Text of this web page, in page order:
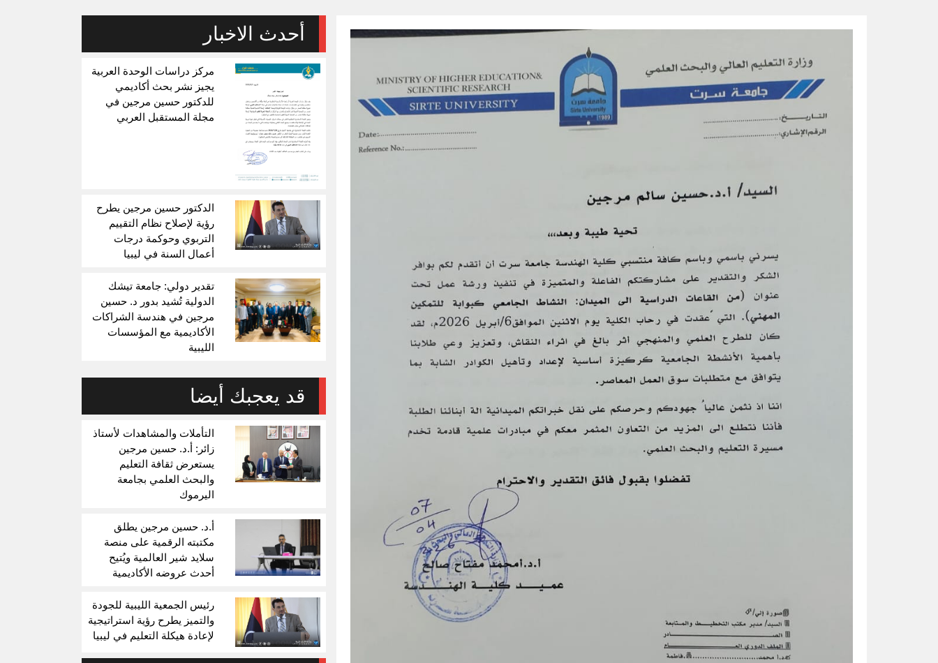
أحدث الاخبار
مركز دراسات الوحدة العربية
يجيز نشر بحث أكاديمي
للدكتور حسين مرجين في
مجلة المستقبل العربي
الدكتور حسين مرجين يطرح
رؤية لإصلاح نظام التقييم
التربوي وحوكمة درجات
أعمال السنة في ليبيا
تقدير دولي: جامعة تيشك
الدولية تُشيد بدور د. حسين
مرجين في هندسة الشراكات
الأكاديمية مع المؤسسات
الليبية
قد يعجبك أيضا
التأملات والمشاهدات لأستاذ
زائر: أ.د. حسين مرجين
يستعرض ثقافة التعليم
والبحث العلمي بجامعة
اليرموك
أ.د. حسين مرجين يطلق
مكتبته الرقمية على منصة
سلايد شير العالمية ويُتيح
أحدث عروضه الأكاديمية
رئيس الجمعية الليبية للجودة
والتميز يطرح رؤية استراتيجية
لإعادة هيكلة التعليم في ليبيا